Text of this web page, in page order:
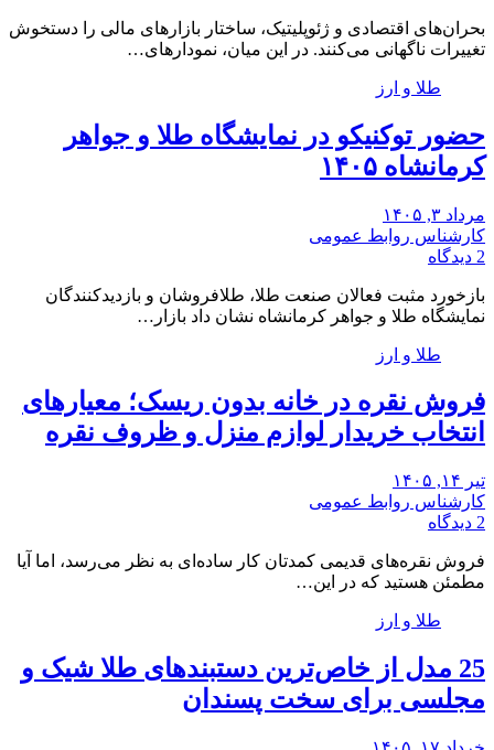
بحران‌های اقتصادی و ژئوپلیتیک، ساختار بازارهای مالی را دستخوش
تغییرات ناگهانی می‌کنند. در این میان، نمودارهای…
طلا و ارز
حضور توکنیکو در نمایشگاه طلا و جواهر
کرمانشاه ۱۴۰۵
مرداد ۳, ۱۴۰۵
کارشناس روابط عمومی
2 دیدگاه
بازخورد مثبت فعالان صنعت طلا، طلافروشان و بازدیدکنندگان
نمایشگاه طلا و جواهر کرمانشاه نشان داد بازار…
طلا و ارز
فروش نقره در خانه بدون ریسک؛ معیارهای
انتخاب خریدار لوازم منزل و ظروف نقره
تیر ۱۴, ۱۴۰۵
کارشناس روابط عمومی
2 دیدگاه
فروش نقره‌های قدیمی کمدتان کار ساده‌ای به نظر می‌رسد، اما آیا
مطمئن هستید که در این…
طلا و ارز
25 ‌مدل از خاص‌ترین دستبندهای طلا شیک و
مجلسی برای سخت پسندان